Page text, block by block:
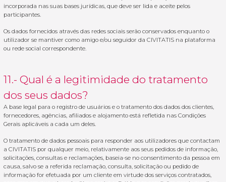
incorporada nas suas bases jurídicas, que deve ser lida e aceite pelos
participantes.
Os dados fornecidos através das redes sociais serão conservados enquanto o
utilizador se mantiver como amigo e/ou seguidor da CIVITATIS na plataforma
ou rede social correspondente.
11.- Qual é a legitimidade do tratamento
dos seus dados?
A base legal para o registro de usuários e o tratamento dos dados dos clientes,
fornecedores, agências, afiliados e alojamento está refletida nas Condições
Gerais aplicáveis a cada um deles.
O tratamento de dados pessoais para responder aos utilizadores que contactam
a CIVITATIS por qualquer meio, relativamente aos seus pedidos de informação,
solicitações, consultas e reclamações, baseia-se no consentimento da pessoa em
causa, salvo se a referida reclamação, consulta, solicitação ou pedido de
informação for efetuada por um cliente em virtude dos serviços contratados,